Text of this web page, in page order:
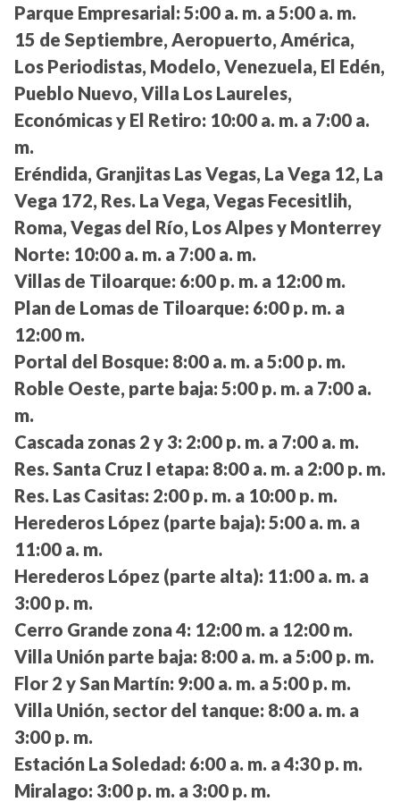
Parque Empresarial: 5:00 a. m. a 5:00 a. m.
15 de Septiembre, Aeropuerto, América,
Los Periodistas, Modelo, Venezuela, El Edén,
Pueblo Nuevo, Villa Los Laureles,
Económicas y El Retiro: 10:00 a. m. a 7:00 a.
m.
Eréndida, Granjitas Las Vegas, La Vega 12, La
Vega 172, Res. La Vega, Vegas Fecesitlih,
Roma, Vegas del Río, Los Alpes y Monterrey
Norte: 10:00 a. m. a 7:00 a. m.
Villas de Tiloarque: 6:00 p. m. a 12:00 m.
Plan de Lomas de Tiloarque: 6:00 p. m. a
12:00 m.
Portal del Bosque: 8:00 a. m. a 5:00 p. m.
Roble Oeste, parte baja: 5:00 p. m. a 7:00 a.
m.
Cascada zonas 2 y 3: 2:00 p. m. a 7:00 a. m.
Res. Santa Cruz I etapa: 8:00 a. m. a 2:00 p. m.
Res. Las Casitas: 2:00 p. m. a 10:00 p. m.
Herederos López (parte baja): 5:00 a. m. a
11:00 a. m.
Herederos López (parte alta): 11:00 a. m. a
3:00 p. m.
Cerro Grande zona 4: 12:00 m. a 12:00 m.
Villa Unión parte baja: 8:00 a. m. a 5:00 p. m.
Flor 2 y San Martín: 9:00 a. m. a 5:00 p. m.
Villa Unión, sector del tanque: 8:00 a. m. a
3:00 p. m.
Estación La Soledad: 6:00 a. m. a 4:30 p. m.
Miralago: 3:00 p. m. a 3:00 p. m.